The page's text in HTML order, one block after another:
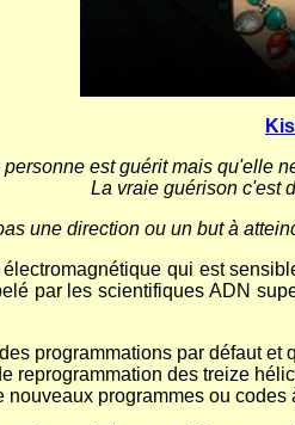
est guérit mais qu'elle
La vraie guérison c'est
une direction ou un but à
qui est
par les scientifiques ADN
programmations par défaut et
reprogrammation des treize
nouveaux programmes ou